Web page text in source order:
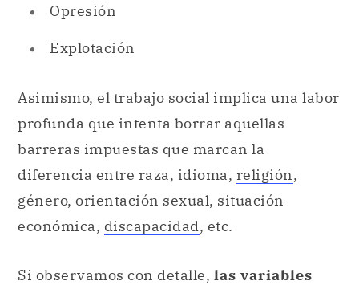
Opresión
Explotación
Asimismo, el trabajo social implica una labor
profunda que intenta borrar aquellas
barreras impuestas que marcan la
diferencia entre raza, idioma, religión,
género, orientación sexual, situación
económica, discapacidad, etc.
Si observamos con detalle, las variables